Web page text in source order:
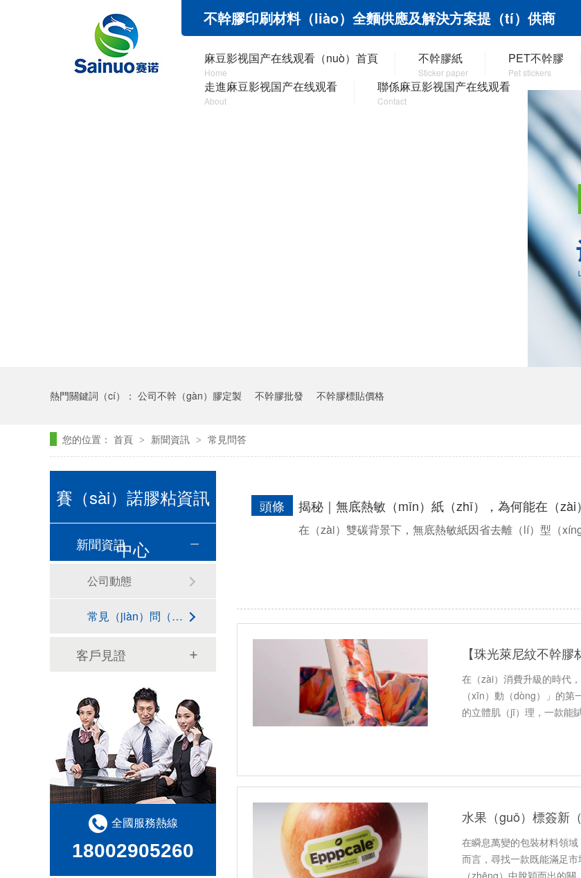
不幹膠印刷材料（liào）全麵供應及解決方案提（tí）供商
麻豆影视国产在线观看（nuò）首頁
Home
不幹膠紙
Sticker paper
PET不幹膠
Pet stickers
走進麻豆影视国产在线观看
About
聯係麻豆影视国产在线观看
Contact
熱門關鍵詞（cí）： 公司不幹（gàn）膠定製 不幹膠批發 不幹膠標貼價格
您的位置： 首頁 > 新聞資訊 > 常見問答
揭秘｜無底熱敏（mǐn）紙（zhǐ），為何能在（zài
頭條
在（zài）雙碳背景下，無底熱敏紙因省去離（lí）型（
在（zài）消費升級的時代
（xīn）動（dòng）」的
的立體肌（jī）理，一款能
在瞬息萬變的包裝材料領
而言，尋找一款既能滿足
（zhēng）中脫穎而出的
賽（sài）諾膠粘資訊
中心
新聞資訊
公司動態
常見（jiàn）問（wèn）答
客戶見證
全國服務熱線
18002905260